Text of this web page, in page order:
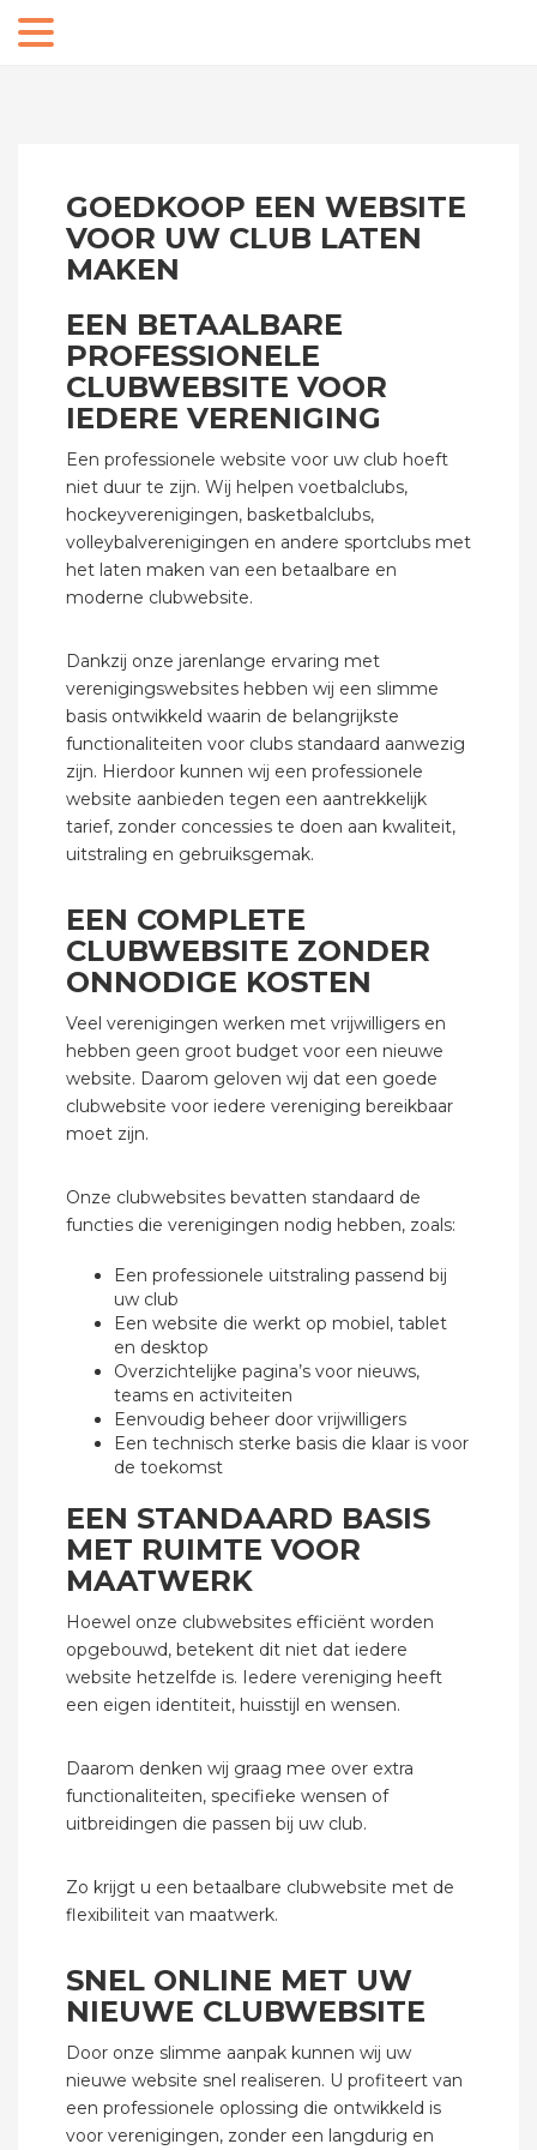
GOEDKOOP EEN WEBSITE
VOOR UW CLUB LATEN
MAKEN
EEN BETAALBARE
PROFESSIONELE
CLUBWEBSITE VOOR
IEDERE VERENIGING
Een professionele website voor uw club hoeft
niet duur te zijn. Wij helpen voetbalclubs,
hockeyverenigingen, basketbalclubs,
volleybalverenigingen en andere sportclubs met
het laten maken van een betaalbare en
moderne clubwebsite.
Dankzij onze jarenlange ervaring met
verenigingswebsites hebben wij een slimme
basis ontwikkeld waarin de belangrijkste
functionaliteiten voor clubs standaard aanwezig
zijn. Hierdoor kunnen wij een professionele
website aanbieden tegen een aantrekkelijk
tarief, zonder concessies te doen aan kwaliteit,
uitstraling en gebruiksgemak.
EEN COMPLETE
CLUBWEBSITE ZONDER
ONNODIGE KOSTEN
Veel verenigingen werken met vrijwilligers en
hebben geen groot budget voor een nieuwe
website. Daarom geloven wij dat een goede
clubwebsite voor iedere vereniging bereikbaar
moet zijn.
Onze clubwebsites bevatten standaard de
functies die verenigingen nodig hebben, zoals:
Een professionele uitstraling passend bij
uw club
Een website die werkt op mobiel, tablet
en desktop
Overzichtelijke pagina’s voor nieuws,
teams en activiteiten
Eenvoudig beheer door vrijwilligers
Een technisch sterke basis die klaar is voor
de toekomst
EEN STANDAARD BASIS
MET RUIMTE VOOR
MAATWERK
Hoewel onze clubwebsites efficiënt worden
opgebouwd, betekent dit niet dat iedere
website hetzelfde is. Iedere vereniging heeft
een eigen identiteit, huisstijl en wensen.
Daarom denken wij graag mee over extra
functionaliteiten, specifieke wensen of
uitbreidingen die passen bij uw club.
Zo krijgt u een betaalbare clubwebsite met de
flexibiliteit van maatwerk.
SNEL ONLINE MET UW
NIEUWE CLUBWEBSITE
Door onze slimme aanpak kunnen wij uw
nieuwe website snel realiseren. U profiteert van
een professionele oplossing die ontwikkeld is
voor verenigingen, zonder een langdurig en